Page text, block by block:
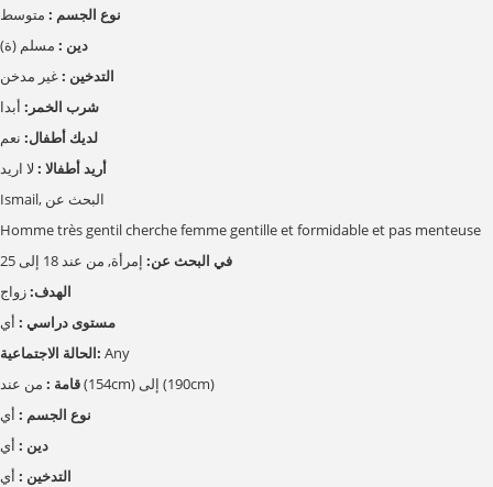
نوع الجسم : متوسط
دين : مسلم (ة)
التدخين :غير مدخن
شرب الخمر: أبدا
لديك أطفال: نعم
أريد أطفالا : لا اريد
Ismail, البحث عن
Homme très gentil cherche femme gentille et formidable et pas menteuse
في البحث عن: إمرأة, من عند 18 إلى 25
الهدف:زواج
مستوى دراسي : أي
الحالة الاجتماعية: Any
قامة :
من عند (154cm) إلى (190cm)
نوع الجسم : أي
دين : أي
التدخين : أي